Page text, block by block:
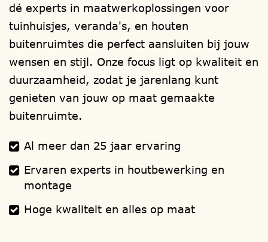
via de mail verkoop@1001tuinhuisjes.nl
Verwijzingen:funderingen,houtsoorten,
ramen ,deuren,isolatie, dakbedekking,
dakgoten,schilderwerk,montage
handleiding .
dé experts in maatwerkoplossingen voor
tuinhuisjes, veranda's, en houten
buitenruimtes die perfect aansluiten bij jouw
wensen en stijl. Onze focus ligt op kwaliteit en
duurzaamheid, zodat je jarenlang kunt
genieten van jouw op maat gemaakte
buitenruimte.
Al meer dan 25 jaar ervaring
Ervaren experts in houtbewerking en
montage
Hoge kwaliteit en alles op maat